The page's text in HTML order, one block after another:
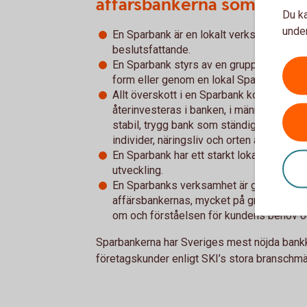
En Sparbank är en lokalt verksam bank
beslutsfattande.
En Sparbank styrs av en grupp
form eller genom en lokal
Allt överskott i en Sparbank kommer
återinvesteras i banken, i människor
stabil, trygg bank som ständigt kan
individer, näringsliv och orten att växa
En Sparbank har ett starkt lokalt
utveckling.
En Sparbanks verksamhet är generellt
affärsbankernas, mycket på grund av
om och förståelsen för kundens behov
Sparbankerna har Sveriges mest nöjda
företagskunder enligt SKI’s stora
Du